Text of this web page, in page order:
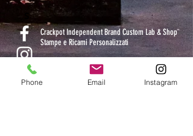
Crackpot Independent Brand Custom Lab & Shop
Stampe e Ricami Personalizzati
crackpot_factory
Phone Email Instagram